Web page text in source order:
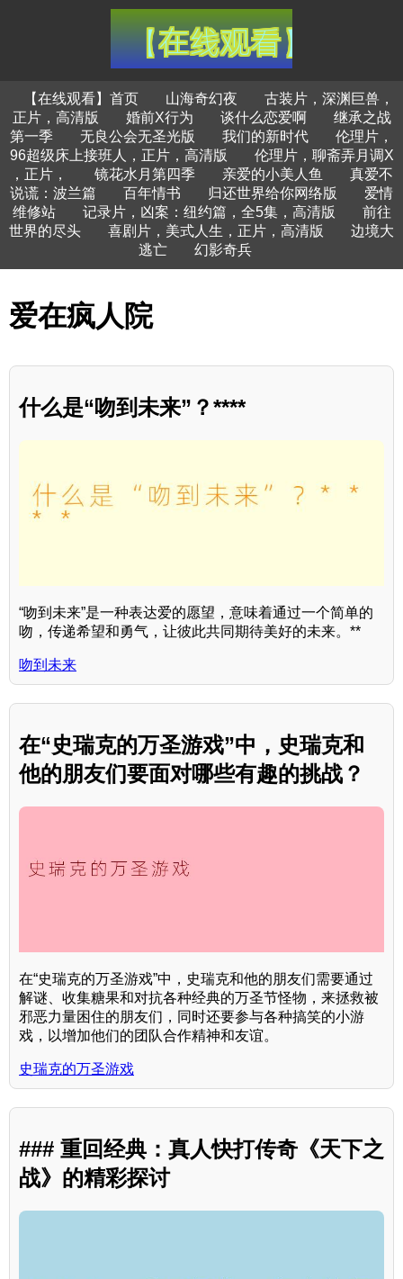
【在线观看】首页 山海奇幻夜
古装片，深渊巨兽，
正片，高清版
婚前X行为 谈什么恋爱啊
继承之战
第一季
无良公会无圣光版 我们的新时代
伦理片，
96超级床上接班人，正片，高清版
伦理片，聊斋弄月调X
，正片，
镜花水月第四季 亲爱的小美人鱼
真爱不
说谎：波兰篇
百年情书 归还世界给你网络版
爱情
维修站
记录片，凶案：纽约篇，全5集，高清版
前往
世界的尽头
喜剧片，美式人生，正片，高清版
边境大
逃亡
幻影奇兵
爱在疯人院
什么是“吻到未来”？****
“吻到未来”是一种表达爱的愿望，意味着通过一个简单的
吻，传递希望和勇气，让彼此共同期待美好的未来。**
吻到未来
在“史瑞克的万圣游戏”中，史瑞克和
他的朋友们要面对哪些有趣的挑战？
在“史瑞克的万圣游戏”中，史瑞克和他的朋友们需要通过
解谜、收集糖果和对抗各种经典的万圣节怪物，来拯救被
邪恶力量困住的朋友们，同时还要参与各种搞笑的小游
戏，以增加他们的团队合作精神和友谊。
史瑞克的万圣游戏
### 重回经典：真人快打传奇《天下之
战》的精彩探讨